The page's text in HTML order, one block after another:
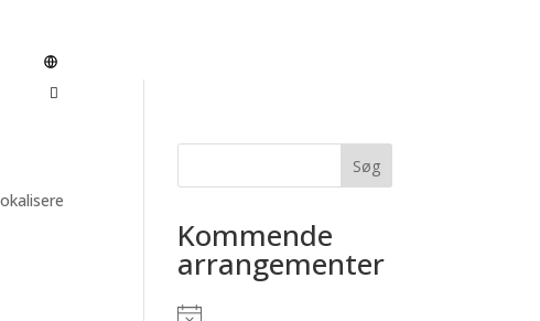
Søg
Kommende
arrangementer